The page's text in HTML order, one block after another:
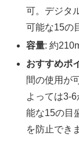
可。デジタ
可能な15の
容量: 約
おすすめポ
間の使用が
よっては3-
能な15の目
を防止でき